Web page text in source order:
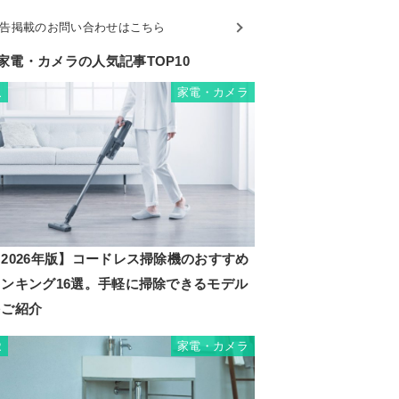
掲載のお問い合わせはこちら
電・カメラの人気記事TOP10
家電・カメラ
年版】コードレス掃除機のおすすめ
キング16選。手軽に掃除できるモデル
紹介
家電・カメラ